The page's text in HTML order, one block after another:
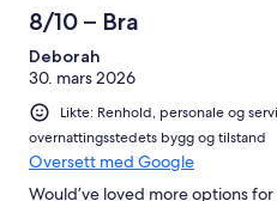
8/10 – Bra
Deborah
30. mars 2026
Likte: Renhold, personale og
overnattingsstedets bygg og tilstand
Oversett med Google
Would’ve loved more options